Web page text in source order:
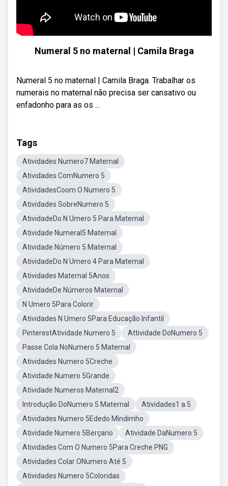
Numeral 5 no maternal | Camila Braga
Numeral 5 no maternal | Camila Braga. Trabalhar os
numerais no maternal não precisa ser cansativo ou
enfadonho para as os ...
Tags
Atividades Numero7 Maternal
Atividades ComNumero 5
AtividadesCoom O Numero 5
Atividades SobreNumero 5
AtividadeDo N Umero 5 Para Maternal
Atividade Numeral5 Maternal
Atividade Número 5 Maternal
AtividadeDo N Umero 4 Para Maternal
Atividades Maternal 5Anos
AtividadeDe Números Maternal
N Umero 5Para Colorir
Atividades N Umero 5Para Educação Infantil
PinterestAtividade Numero 5
Attividade DoNumero 5
Passe Cola NoNumero 5 Maternal
Atividades Numero 5Creche
Atividade Numero 5Grande
Atividade Numeros Maternal2
Introdução DoNumero 5 Maternal
Atividades1 a 5
Atividades Numero 5Ededo Mindimho
Atividade Numero 5Berçario
Atividade DaNumero 5
Atividades Com O Numero 5Para Creche PNG
Atividades Colar ONumero Até 5
Atividades Numero 5Coloridas